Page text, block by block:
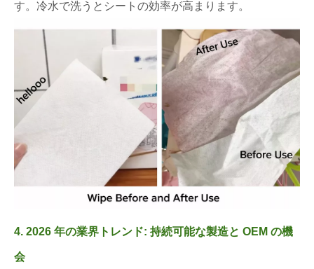
す。冷水で洗うとシートの効率が高まります。
4. 2026 年の業界トレンド: 持続可能な製造と OEM の機
会